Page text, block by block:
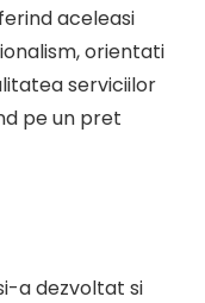
aceleasi
orientati
serviciilor
pe un pret
a dezvoltat si